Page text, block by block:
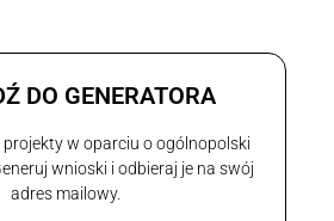
DO GENERATORA
w oparciu o ogólnopolski
wnioski i odbieraj je na swój
adres mailowy.